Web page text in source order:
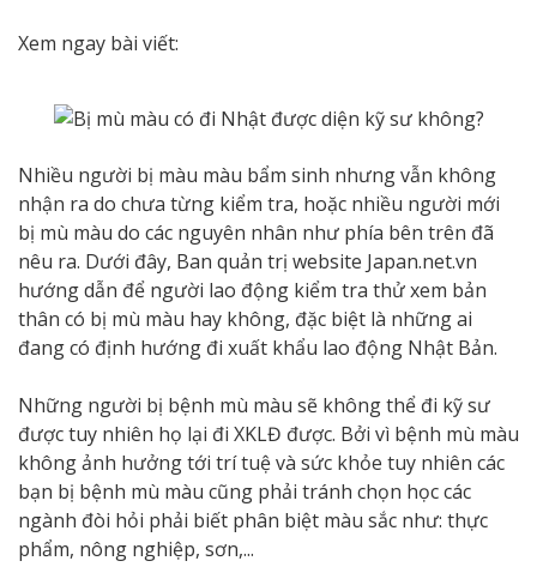
Xem ngay bài viết:
Nhiều người bị màu màu bẩm sinh nhưng vẫn không
nhận ra do chưa từng kiểm tra, hoặc nhiều người mới
bị mù màu do các nguyên nhân như phía bên trên đã
nêu ra. Dưới đây, Ban quản trị website Japan.net.vn
hướng dẫn để người lao động kiểm tra thử xem bản
thân có bị mù màu hay không, đặc biệt là những ai
đang có định hướng đi xuất khẩu lao động Nhật Bản.
Những người bị bệnh mù màu sẽ không thể đi kỹ sư
được tuy nhiên họ lại đi XKLĐ được. Bởi vì bệnh mù màu
không ảnh hưởng tới trí tuệ và sức khỏe tuy nhiên các
bạn bị bệnh mù màu cũng phải tránh chọn học các
ngành đòi hỏi phải biết phân biệt màu sắc như: thực
phẩm, nông nghiệp, sơn,...